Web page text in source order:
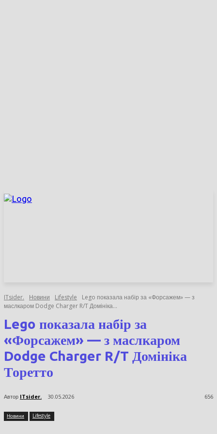
ITsider. Новини Lifestyle
Lego показала набір за «Форсажем» — з
маслкаром Dodge Charger R/T Домініка...
Lego показала набір за
«Форсажем» — з маслкаром
Dodge Charger R/T Домініка
Торетто
Автор ITsider. 30.05.2026 656
Новини Lifestyle